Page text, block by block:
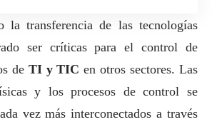
la transferencia de las tecnologías
ser críticas para el control de
de TI y TIC en otros sectores. Las
y los procesos de control se
vez más interconectados a través